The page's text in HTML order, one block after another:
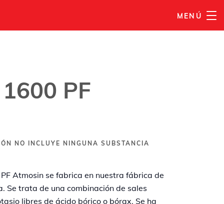
MENÚ
PF
NO INCLUYE NINGUNA SUBSTANCIA
Atmosin se fabrica en nuestra fábrica de
Se trata de una combinación de sales
libres de ácido bórico o bórax. Se ha